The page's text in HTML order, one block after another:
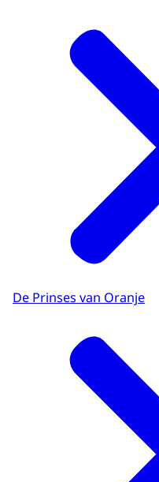
De Prinses van Oranje